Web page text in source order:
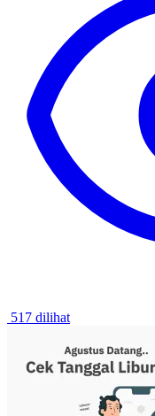
517 dilihat